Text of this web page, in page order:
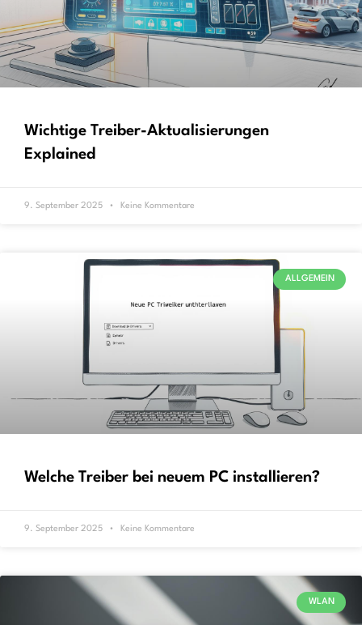
Wichtige Treiber-Aktualisierungen
Explained
9. September 2025 Keine Kommentare
ALLGEMEIN
Welche Treiber bei neuem PC installieren?
9. September 2025 Keine Kommentare
WLAN